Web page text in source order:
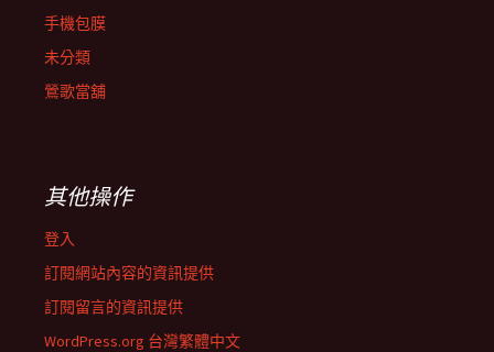
手機包膜
未分類
鶯歌當舖
其他操作
登入
訂閱網站內容的資訊提供
訂閱留言的資訊提供
WordPress.org 台灣繁體中文